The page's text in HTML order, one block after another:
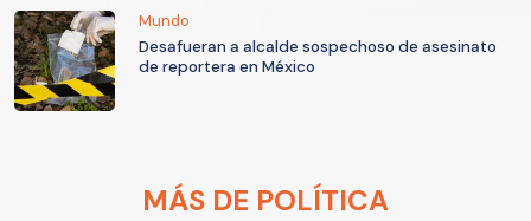
Mundo
Desafueran a alcalde sospechoso de asesinato
de reportera en México
MÁS DE POLÍTICA